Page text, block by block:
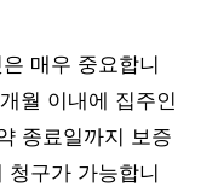
매우 중요합니
월 이내에 집주인
종료일까지 보증
구가 가능합니